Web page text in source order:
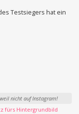
Testsiegers hat ein
nicht auf Instagram!
fürs Hintergrundbild